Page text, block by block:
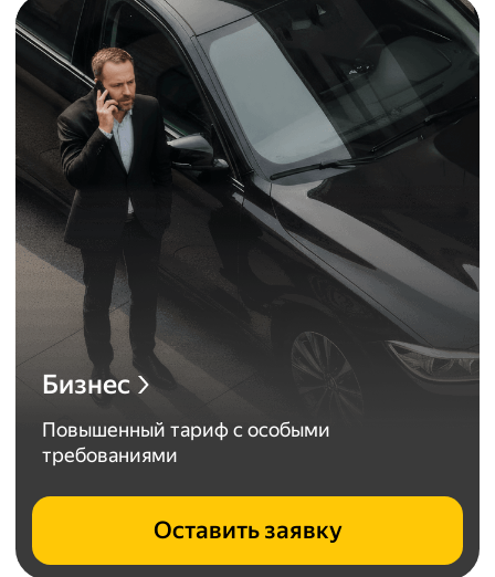
Бизнес
Повышенный тариф с особыми
требованиями
Оставить заявку